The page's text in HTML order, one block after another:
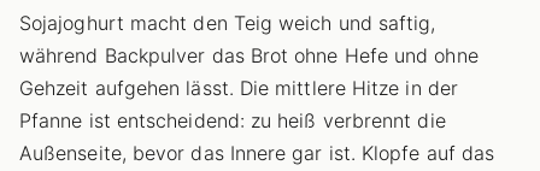
Sojajoghurt macht den Teig weich und saftig,
während Backpulver das Brot ohne Hefe und ohne
Gehzeit aufgehen lässt. Die mittlere Hitze in der
Pfanne ist entscheidend: zu heiß verbrennt die
Außenseite, bevor das Innere gar ist. Klopfe auf das